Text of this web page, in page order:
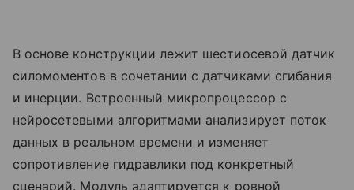
В основе конструкции лежит шестиосевой датчик
силомоментов в сочетании с датчиками сгибания
и инерции. Встроенный микропроцессор с
нейросетевыми алгоритмами анализирует поток
данных в реальном времени и изменяет
сопротивление гидравлики под конкретный
сценарий. Модуль адаптируется к ровной